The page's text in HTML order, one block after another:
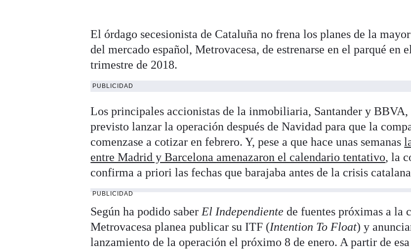
El órdago secesionista de Cataluña no frena los planes de la
del mercado español, Metrovacesa, de estrenarse en el parqué en
trimestre de 2018.
PUBLICIDAD
Los principales accionistas de la inmobiliaria, Santander y BBVA,
previsto lanzar la operación después de Navidad para que la
comenzase a cotizar en febrero. Y, pese a que hace unas semanas
entre Madrid y Barcelona amenazaron el calendario tentativo, la
confirma a priori las fechas que barajaba antes de la crisis
PUBLICIDAD
Según ha podido saber El Independiente de fuentes próximas a la
Metrovacesa planea publicar su ITF (Intention To Float) y
lanzamiento de la operación el próximo 8 de enero. A partir de